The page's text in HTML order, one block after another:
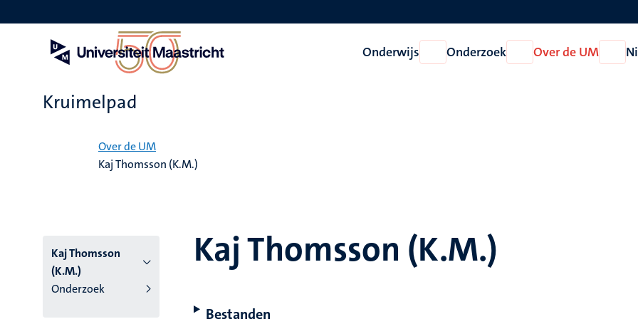
en
Onderwijs
Open
Onderwijs
Onderzoek
Open
Onderzoek
Over de UM
Open
Over
Kruimelpad
Over de UM
Kaj Thomsson (K.M.)
Kaj Thomsson
(K.M.)
Onderzoek
Kaj Thomsson (K.M.)
Bestanden